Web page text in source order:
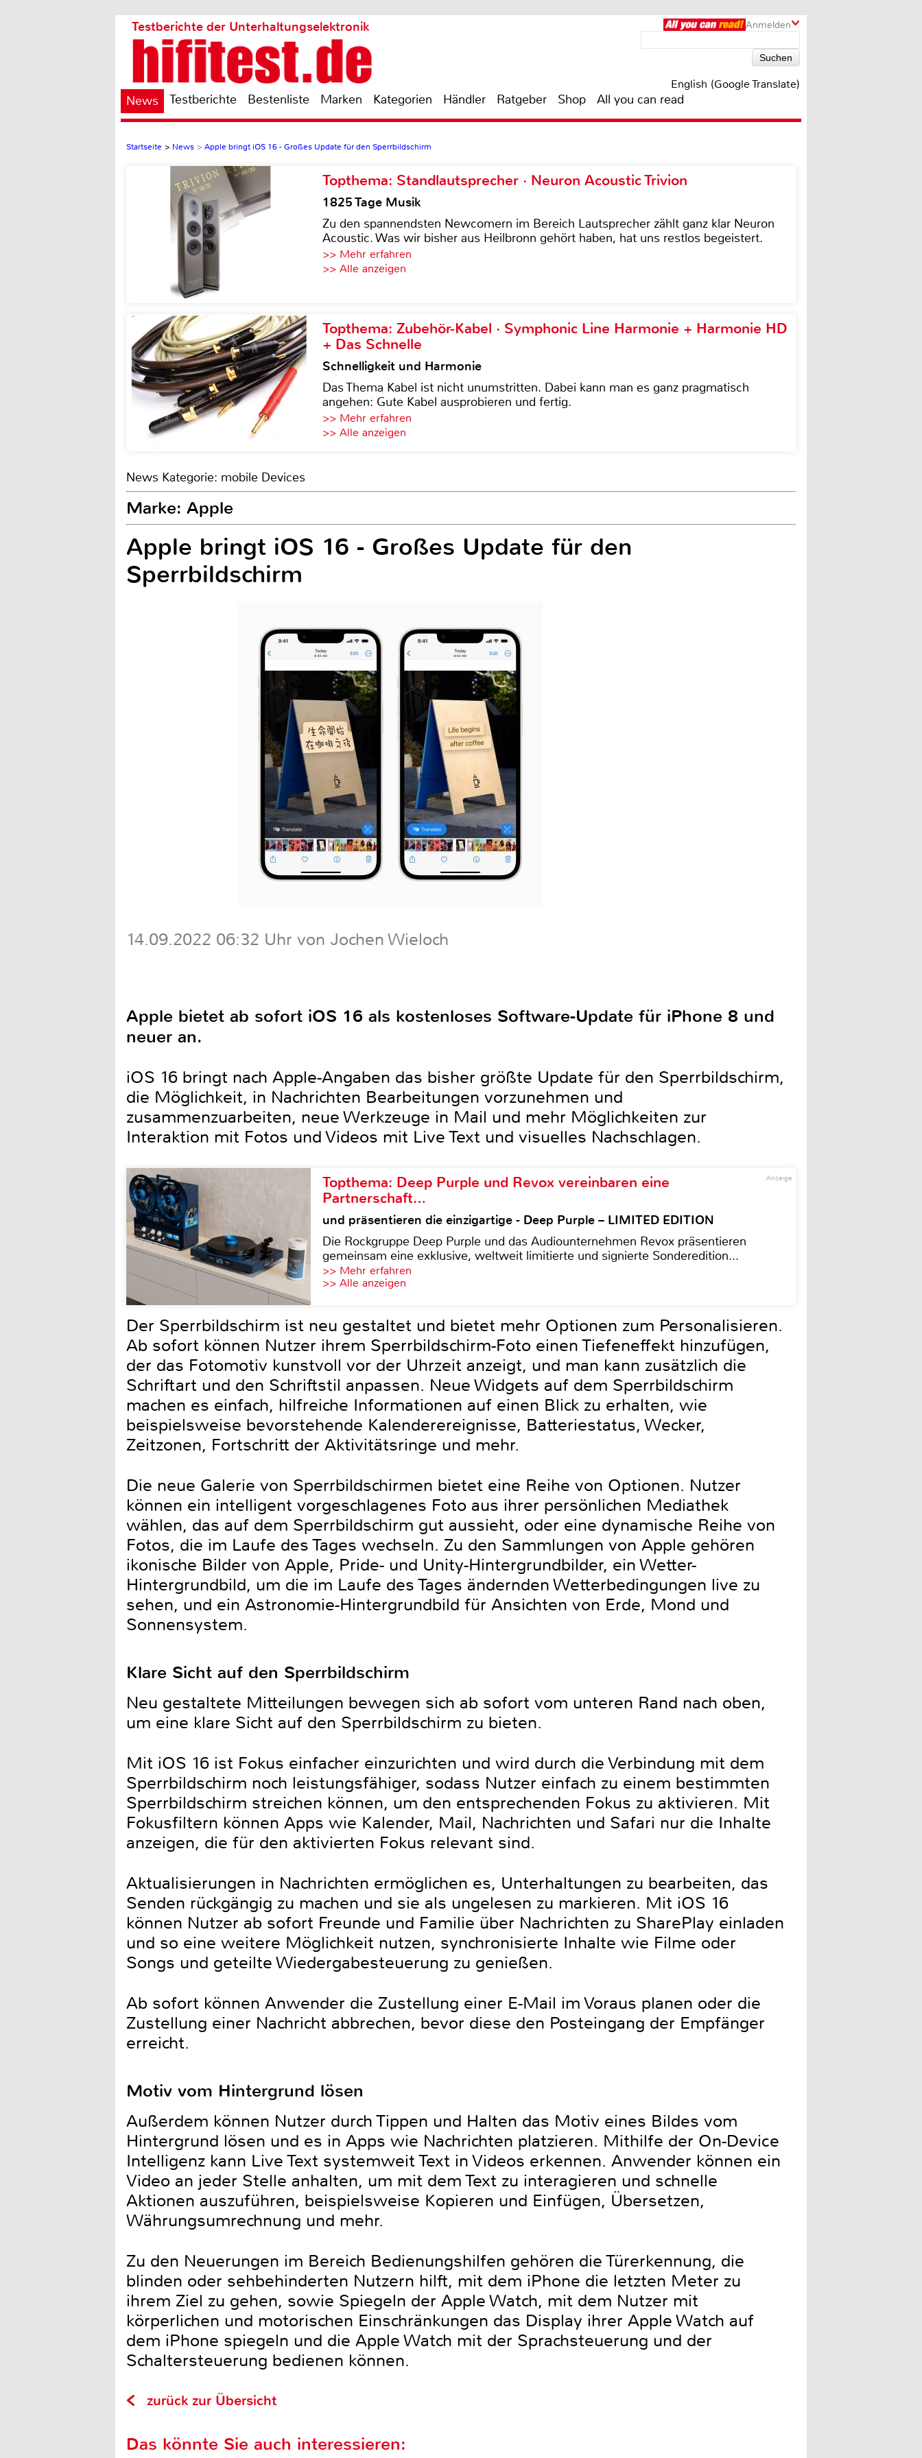
Anmelden
Testberichte der Unterhaltungselektronik
English (Google Translate)
News Testberichte Bestenliste Marken Kategorien Händler Ratgeber Shop All you can read
Startseite > News > Apple bringt iOS 16 - Großes Update für den Sperrbildschirm
Topthema: Standlautsprecher · Neuron Acoustic Trivion
1825 Tage Musik
Zu den spannendsten Newcomern im Bereich Lautsprecher zählt ganz klar Neuron
Acoustic. Was wir bisher aus Heilbronn gehört haben, hat uns restlos begeistert.
>> Mehr erfahren
>> Alle anzeigen
Topthema: Zubehör-Kabel · Symphonic Line Harmonie + Harmonie HD
+ Das Schnelle
Schnelligkeit und Harmonie
Das Thema Kabel ist nicht unumstritten. Dabei kann man es ganz pragmatisch
angehen: Gute Kabel ausprobieren und fertig.
>> Mehr erfahren
>> Alle anzeigen
News Kategorie: mobile Devices
Marke: Apple
Apple bringt iOS 16 - Großes Update für den
Sperrbildschirm
14.09.2022 06:32 Uhr von Jochen Wieloch
Apple bietet ab sofort iOS 16 als kostenloses Software-Update für iPhone 8 und
neuer an.
iOS 16 bringt nach Apple-Angaben das bisher größte Update für den Sperrbildschirm,
die Möglichkeit, in Nachrichten Bearbeitungen vorzunehmen und
zusammenzuarbeiten, neue Werkzeuge in Mail und mehr Möglichkeiten zur
Interaktion mit Fotos und Videos mit Live Text und visuelles Nachschlagen.
Anzeige
Topthema: Deep Purple und Revox vereinbaren eine
Partnerschaft…
und präsentieren die einzigartige - Deep Purple – LIMITED EDITION
Die Rockgruppe Deep Purple und das Audiounternehmen Revox präsentieren
gemeinsam eine exklusive, weltweit limitierte und signierte Sonderedition...
>> Mehr erfahren
>> Alle anzeigen
Der Sperrbildschirm ist neu gestaltet und bietet mehr Optionen zum Personalisieren.
Ab sofort können Nutzer ihrem Sperrbildschirm-Foto einen Tiefeneffekt hinzufügen,
der das Fotomotiv kunstvoll vor der Uhrzeit anzeigt, und man kann zusätzlich die
Schriftart und den Schriftstil anpassen. Neue Widgets auf dem Sperrbildschirm
machen es einfach, hilfreiche Informationen auf einen Blick zu erhalten, wie
beispielsweise bevorstehende Kalenderereignisse, Batteriestatus, Wecker,
Zeitzonen, Fortschritt der Aktivitätsringe und mehr.
Die neue Galerie von Sperrbildschirmen bietet eine Reihe von Optionen. Nutzer
können ein intelligent vorgeschlagenes Foto aus ihrer persönlichen Mediathek
wählen, das auf dem Sperrbildschirm gut aussieht, oder eine dynamische Reihe von
Fotos, die im Laufe des Tages wechseln. Zu den Sammlungen von Apple gehören
ikonische Bilder von Apple, Pride- und Unity-Hintergrundbilder, ein Wetter-
Hintergrundbild, um die im Laufe des Tages ändernden Wetterbedingungen live zu
sehen, und ein Astronomie-Hintergrundbild für Ansichten von Erde, Mond und
Sonnensystem.
Klare Sicht auf den Sperrbildschirm
Neu gestaltete Mitteilungen bewegen sich ab sofort vom unteren Rand nach oben,
um eine klare Sicht auf den Sperrbildschirm zu bieten.
Mit iOS 16 ist Fokus einfacher einzurichten und wird durch die Verbindung mit dem
Sperrbildschirm noch leistungsfähiger, sodass Nutzer einfach zu einem bestimmten
Sperrbildschirm streichen können, um den entsprechenden Fokus zu aktivieren. Mit
Fokusfiltern können Apps wie Kalender, Mail, Nachrichten und Safari nur die Inhalte
anzeigen, die für den aktivierten Fokus relevant sind.
Aktualisierungen in Nachrichten ermöglichen es, Unterhaltungen zu bearbeiten, das
Senden rückgängig zu machen und sie als ungelesen zu markieren. Mit iOS 16
können Nutzer ab sofort Freunde und Familie über Nachrichten zu SharePlay einladen
und so eine weitere Möglichkeit nutzen, synchronisierte Inhalte wie Filme oder
Songs und geteilte Wiedergabesteuerung zu genießen.
Ab sofort können Anwender die Zustellung einer E-Mail im Voraus planen oder die
Zustellung einer Nachricht abbrechen, bevor diese den Posteingang der Empfänger
erreicht.
Motiv vom Hintergrund lösen
Außerdem können Nutzer durch Tippen und Halten das Motiv eines Bildes vom
Hintergrund lösen und es in Apps wie Nachrichten platzieren. Mithilfe der On-Device
Intelligenz kann Live Text systemweit Text in Videos erkennen. Anwender können ein
Video an jeder Stelle anhalten, um mit dem Text zu interagieren und schnelle
Aktionen auszuführen, beispielsweise Kopieren und Einfügen, Übersetzen,
Währungsumrechnung und mehr.
Zu den Neuerungen im Bereich Bedienungshilfen gehören die Türerkennung, die
blinden oder sehbehinderten Nutzern hilft, mit dem iPhone die letzten Meter zu
ihrem Ziel zu gehen, sowie Spiegeln der Apple Watch, mit dem Nutzer mit
körperlichen und motorischen Einschränkungen das Display ihrer Apple Watch auf
dem iPhone spiegeln und die Apple Watch mit der Sprachsteuerung und der
Schaltersteuerung bedienen können.
zurück zur Übersicht
Das könnte Sie auch interessieren: